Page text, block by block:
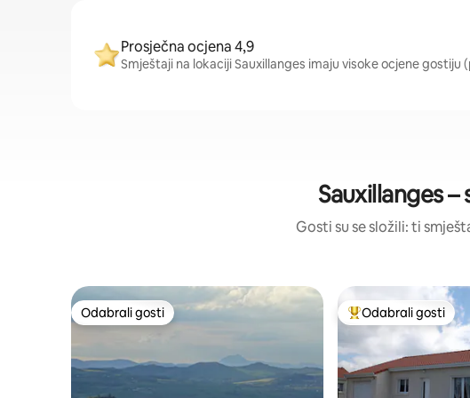
Prosječna ocjena 4,9
Smještaji na lokaciji Sauxillanges imaju visoke ocjene gostiju
Sauxillanges
Gosti su se složili: ti
Odabrali gosti
Odabrali gosti Među najviše
Odabrali gosti